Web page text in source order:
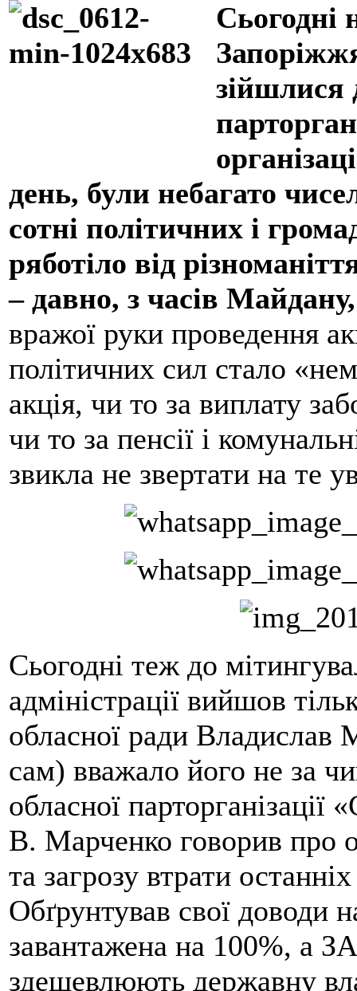
Сьогодні
зійшлися
день, були небагато
сотні політичних і
ряботіло від
– давно, з часів
вражої руки проведення
політичних сил стало
акція, чи то за виплату
чи то за пенсії і
звикла не звертати на те
Сьогодні теж до
адміністрації вийшов
обласної ради Владислав
сам) вважало його не за
обласної
В. Марченко говорив про
та загрозу втрати
Обґрунтував свої доводи
завантажена на 100%, а
здешевлюють державну